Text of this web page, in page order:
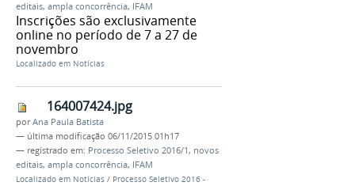
editais, ampla concorrência, IFAM
Inscrições são exclusivamente
online no período de 7 a 27 de
novembro
Localizado em Notícias
164007424.jpg
porAna Paula Batista
— última modificação 06/11/2015 01h17
— registrado em: Processo Seletivo 2016/1, novos
editais, ampla concorrência, IFAM
Localizado em Notícias / Processo Seletivo 2016 -